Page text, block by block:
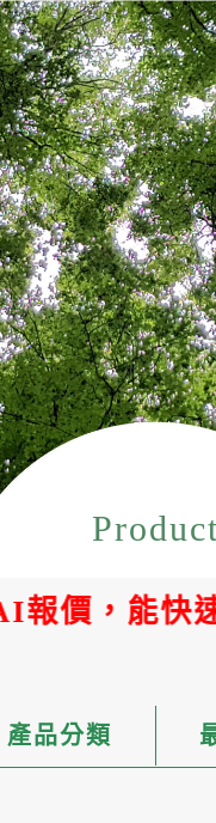
Product
速取得報價
產品分類